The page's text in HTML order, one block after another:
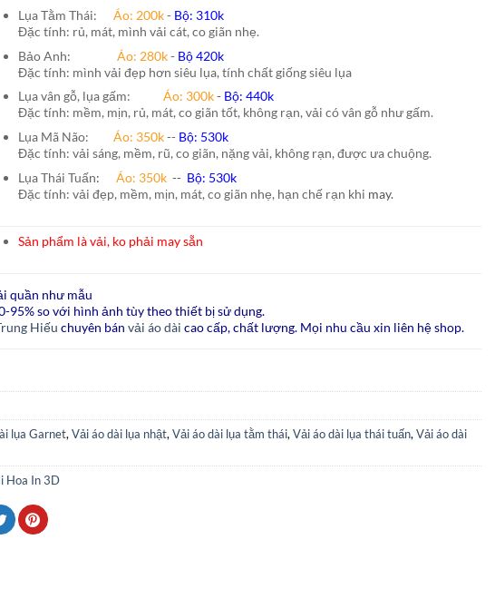
Lụa Tằm Thái: Áo: 200k- Bộ: 310k
Đặc tính: rủ, mát, mình vải cát, co giãn nhẹ.
Bảo Anh: Áo: 280k- Bộ 420k
Đặc tính: mình vải đẹp hơn siêu lụa, tính chất giống siêu lụa
Lụa vân gỗ, lụa gấm: Áo: 300k- Bộ: 440k
Đặc tính: mềm, mịn, rủ, mát, co giãn tốt, không rạn, vải có vân gỗ như gấm.
Lụa Mã Não: Áo: 350k-- Bộ: 530k
Đặc tính: vải sáng, mềm, rũ, co giãn, nặng vải, không rạn, được ưa chuộng.
Lụa Thái Tuấn: Áo: 350k-- Bộ: 530k
Đặc tính: vải đẹp, mềm, mịn, mát, co giãn nhẹ, hạn chế rạn khi may.
Sản phẩm là vải, ko phải may sẵn
quần như mẫu
95% so với hình ảnh tùy theo thiết bị sử dụng.
Hiếu chuyên bán vải áo dài cao cấp, chất lượng. Mọi nhu cầu xin liên hệ shop.
lụa Garnet, Vải áo dài lụa nhật, Vải áo dài lụa tằm thái, Vải áo dài lụa thái tuấn, Vải áo dài
Hoa In 3D